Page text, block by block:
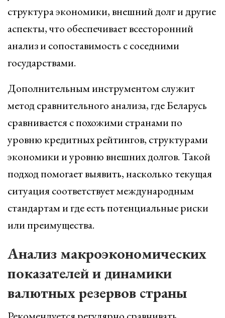
структура экономики, внешний долг и другие
аспекты, что обеспечивает всесторонний
анализ и сопоставимость с соседними
государствами.
Дополнительным инструментом служит
метод сравнительного анализа, где Беларусь
сравнивается с похожими странами по
уровню кредитных рейтингов, структурами
экономики и уровню внешних долгов. Такой
подход помогает выявить, насколько текущая
ситуация соответствует международным
стандартам и где есть потенциальные риски
или преимущества.
Анализ макроэкономических
показателей и динамики
валютных резервов страны